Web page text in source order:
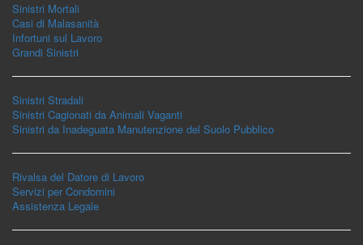
Sinistri Mortali
Casi di Malasanità
Infortuni sul Lavoro
Grandi Sinistri
Sinistri Stradali
Sinistri Cagionati da Animali Vaganti
Sinistri da Inadeguata Manutenzione del Suolo Pubblico
Rivalsa del Datore di Lavoro
Servizi per Condomini
Assistenza Legale